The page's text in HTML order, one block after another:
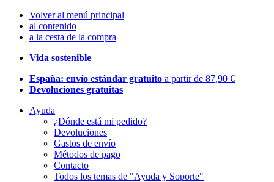
Volver al menú principal
al contenido
a la cesta de la compra
Vida sostenible
España: envío estándar gratuito a partir de 87,90 €
Devoluciones gratuitas
Ayuda
¿Dónde está mi pedido?
Devoluciones
Gastos de envío
Métodos de pago
Contacto
Todos los temas de "Ayuda y Soporte"